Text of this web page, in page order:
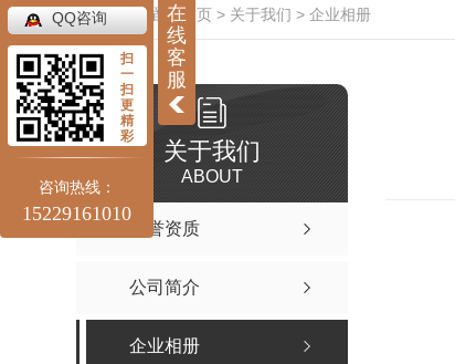
当前位置：首页 > 关于我们 > 企业相册
关于我们
ABOUT
荣誉资质
公司简介
企业相册
在
线
客
服
QQ咨询
扫
一
扫
更
精
彩
咨询热线：
15229161010